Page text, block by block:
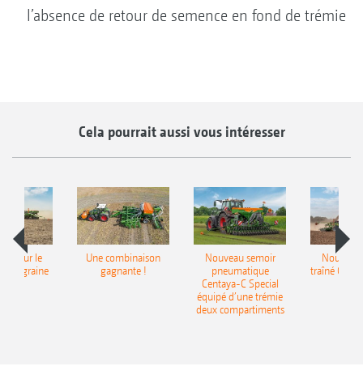
l’absence de retour de semence en fond de trémie
Cela pourrait aussi vous intéresser
pour le
Une combinaison
gagnante !
Nouveau semoir
pneumatique
Centaya-C Special
équipé d’une trémie
deux compartiments
traîné